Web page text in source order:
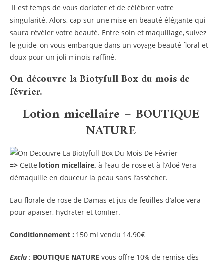
Il est temps de vous dorloter et de célébrer votre
singularité. Alors, cap sur une mise en beauté élégante qui
saura révéler votre beauté. Entre soin et maquillage, suivez
le guide, on vous embarque dans un voyage beauté floral et
doux pour un joli minois raffiné.
On découvre la Biotyfull Box du mois de
février.
Lotion micellaire – BOUTIQUE
NATURE
=> Cette lotion micellaire, à l’eau de rose et à l’Aloé Vera
démaquille en douceur la peau sans l’assécher.
Eau florale de rose de Damas et jus de feuilles d’aloe vera
pour apaiser, hydrater et tonifier.
Conditionnement : 150 ml vendu 14.90€
Exclu : BOUTIQUE NATURE vous offre 10% de remise dès